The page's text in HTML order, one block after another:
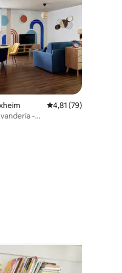
105 avaliações
4,81 de uma
4,81 (79)
-